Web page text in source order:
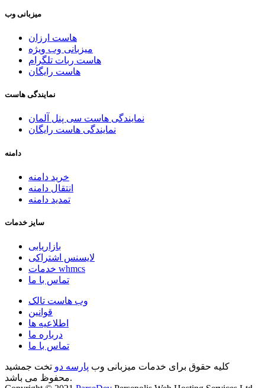
میزبانی وب
هاست ارزان
میزبانی وب ویژه
هاست ربات تلگرام
هاست رایگان
نمایندگی هاست
نمایندگی هاست سی پنل آلمان
نمایندگی هاست رایگان
دامنه
خرید دامنه
انتقال دامنه
تمدید دامنه
سایز خدمات
بازاریابی
لایسنس اشتراکی
خدمات whmcs
تماس با ما
وب هاست تالک
قوانین
اطلاعیه ها
درباره ما
تماس با ما
کلیه حقوق برای خدمات میزبانی وب پارسه دو تخت جمشید
محفوظ می باشد.